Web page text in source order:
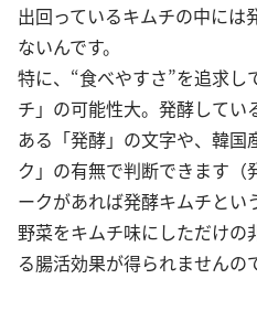
出回っているキムチの中には
ないんです。
特に、“食べやすさ”を追求し
チ」の可能性大。発酵してい
ある「発酵」の文字や、韓国
ク」の有無で判断できます（
ークがあれば発酵キムチとい
野菜をキムチ味にしただけの
る腸活効果が得られませんの